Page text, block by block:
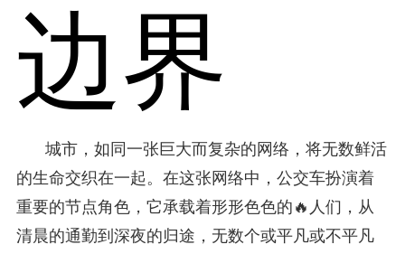
边界
城市，如同一张巨大而复杂的网络，将无数鲜活
的生命交织在一起。在这张网络中，公交车扮演着
重要的节点角色，它承载着形形色色的🔥人们，从
清晨的通勤到深夜的归途，无数个或平凡或不平凡